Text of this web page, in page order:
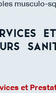
musculo-
et